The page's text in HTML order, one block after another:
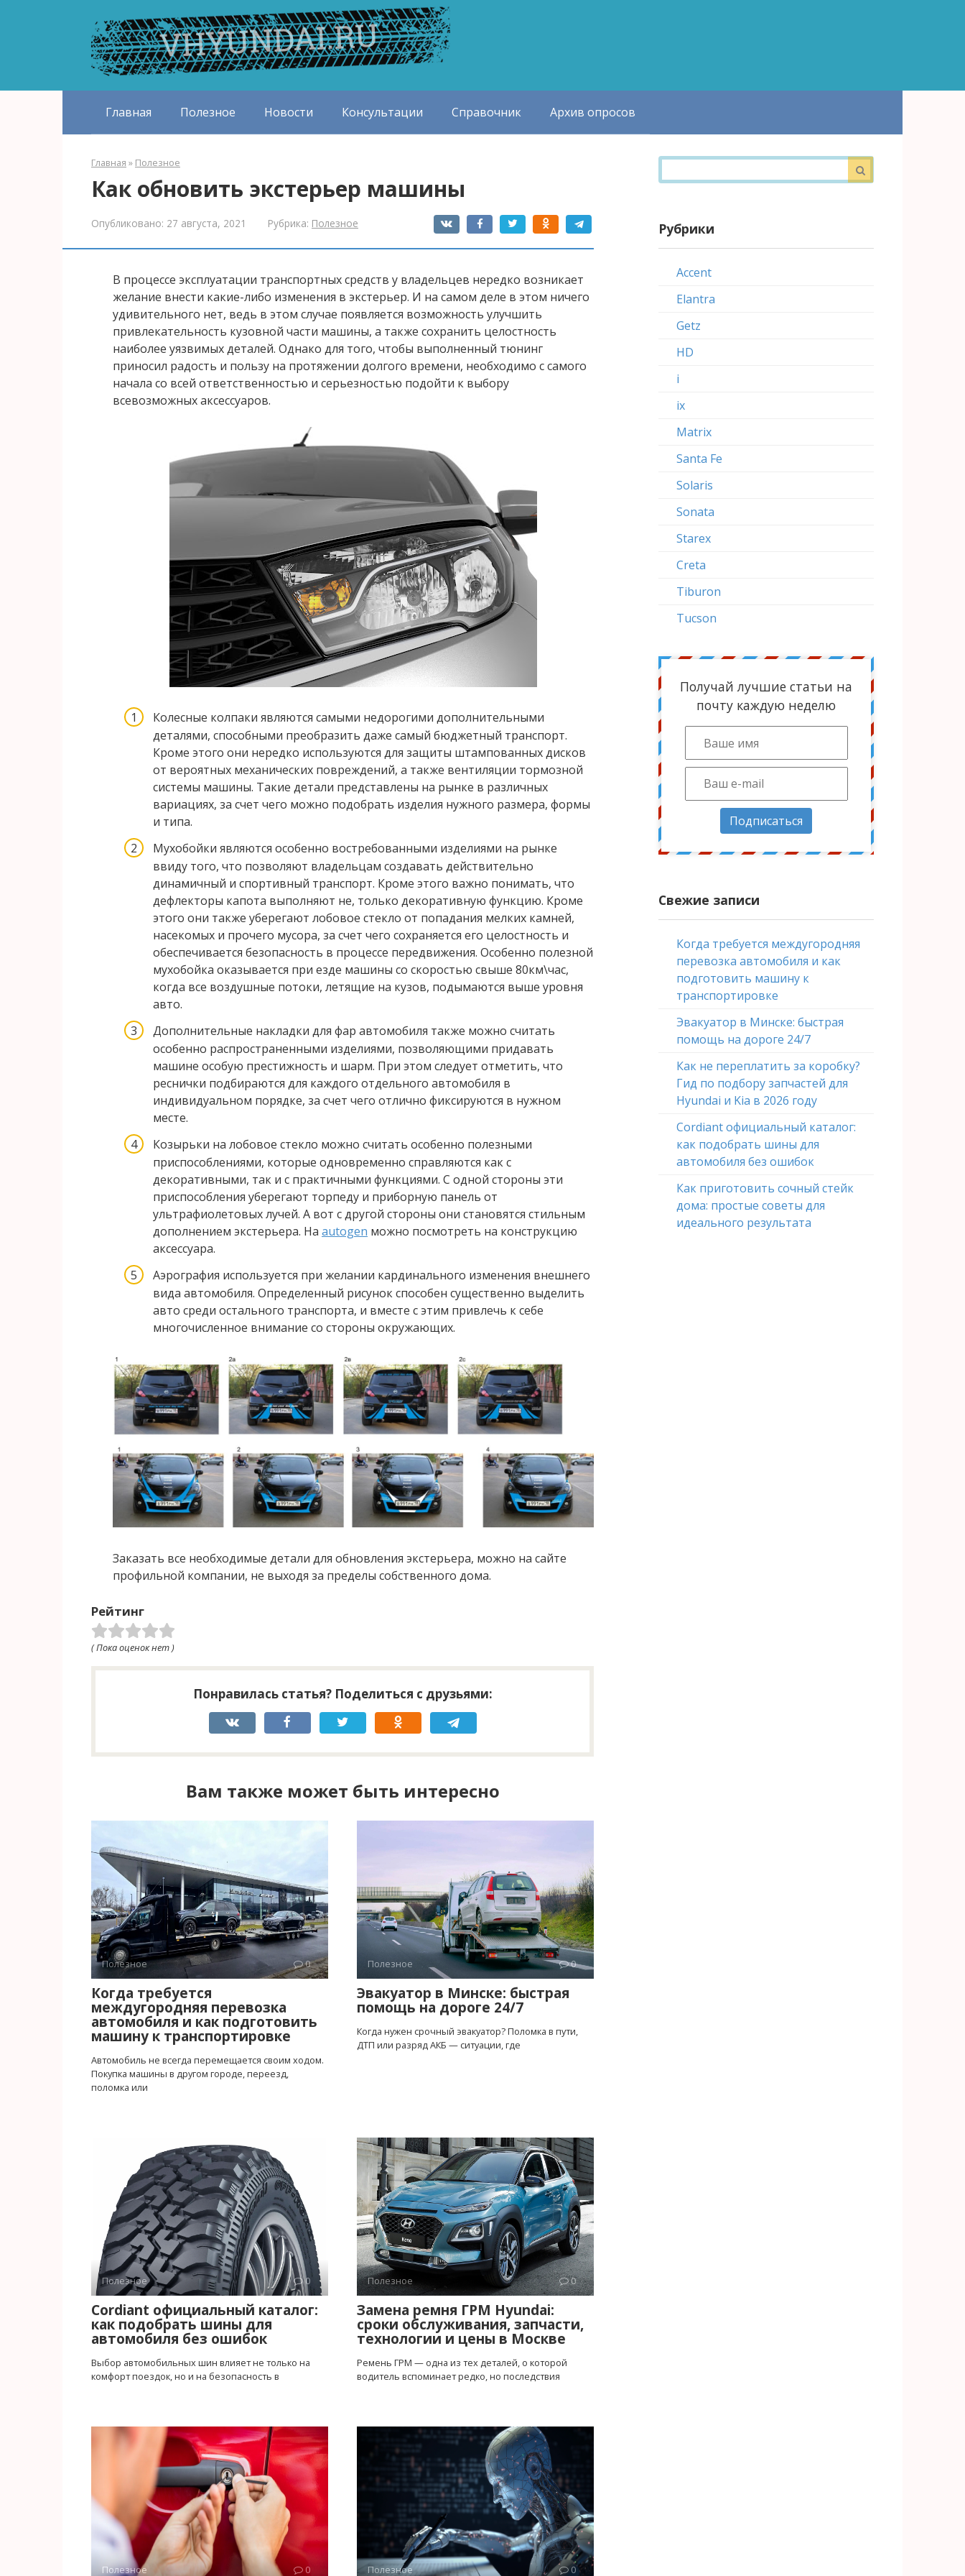
Главная Полезное Новости Консультации Справочник Архив опросов
Главная » Полезное
Как обновить экстерьер машины
Опубликовано: 27 августа, 2021 Рубрика: Полезное
В процессе эксплуатации транспортных средств у владельцев нередко возникает
желание внести какие-либо изменения в экстерьер. И на самом деле в этом ничего
удивительного нет, ведь в этом случае появляется возможность улучшить
привлекательность кузовной части машины, а также сохранить целостность
наиболее уязвимых деталей. Однако для того, чтобы выполненный тюнинг
приносил радость и пользу на протяжении долгого времени, необходимо с самого
начала со всей ответственностью и серьезностью подойти к выбору
всевозможных аксессуаров.
Колесные колпаки являются самыми недорогими дополнительными
деталями, способными преобразить даже самый бюджетный транспорт.
Кроме этого они нередко используются для защиты штампованных дисков
от вероятных механических повреждений, а также вентиляции тормозной
системы машины. Такие детали представлены на рынке в различных
вариациях, за счет чего можно подобрать изделия нужного размера, формы
и типа.
Мухобойки являются особенно востребованными изделиями на рынке
ввиду того, что позволяют владельцам создавать действительно
динамичный и спортивный транспорт. Кроме этого важно понимать, что
дефлекторы капота выполняют не, только декоративную функцию. Кроме
этого они также уберегают лобовое стекло от попадания мелких камней,
насекомых и прочего мусора, за счет чего сохраняется его целостность и
обеспечивается безопасность в процессе передвижения. Особенно полезной
мухобойка оказывается при езде машины со скоростью свыше 80км\час,
когда все воздушные потоки, летящие на кузов, подымаются выше уровня
авто.
Дополнительные накладки для фар автомобиля также можно считать
особенно распространенными изделиями, позволяющими придавать
машине особую престижность и шарм. При этом следует отметить, что
реснички подбираются для каждого отдельного автомобиля в
индивидуальном порядке, за счет чего отлично фиксируются в нужном
месте.
Козырьки на лобовое стекло можно считать особенно полезными
приспособлениями, которые одновременно справляются как с
декоративными, так и с практичными функциями. С одной стороны эти
приспособления уберегают торпеду и приборную панель от
ультрафиолетовых лучей. А вот с другой стороны они становятся стильным
дополнением экстерьера. На autogen можно посмотреть на конструкцию
аксессуара.
Аэрография используется при желании кардинального изменения внешнего
вида автомобиля. Определенный рисунок способен существенно выделить
авто среди остального транспорта, и вместе с этим привлечь к себе
многочисленное внимание со стороны окружающих.
Заказать все необходимые детали для обновления экстерьера, можно на сайте
профильной компании, не выходя за пределы собственного дома.
Рейтинг
( Пока оценок нет )
Понравилась статья? Поделиться с друзьями:
Вам также может быть интересно
Полезное 0
Когда требуется
междугородняя перевозка
автомобиля и как подготовить
машину к транспортировке
Автомобиль не всегда перемещается своим ходом.
Покупка машины в другом городе, переезд,
поломка или
Полезное 0
Эвакуатор в Минске: быстрая
помощь на дороге 24/7
Когда нужен срочный эвакуатор? Поломка в пути,
ДТП или разряд АКБ — ситуации, где
Полезное 0
Cordiant официальный каталог:
как подобрать шины для
автомобиля без ошибок
Выбор автомобильных шин влияет не только на
комфорт поездок, но и на безопасность в
Полезное 0
Замена ремня ГРМ Hyundai:
сроки обслуживания, запчасти,
технологии и цены в Москве
Ремень ГРМ — одна из тех деталей, о которой
водитель вспоминает редко, но последствия
Полезное 0 Полезное 0
Поиск:
Рубрики
Accent
Elantra
Getz
HD
i
ix
Matrix
Santa Fe
Solaris
Sonata
Starex
Creta
Tiburon
Tucson
Получай лучшие статьи на
почту каждую неделю
Подписаться
Свежие записи
Когда требуется междугородняя
перевозка автомобиля и как
подготовить машину к
транспортировке
Эвакуатор в Минске: быстрая
помощь на дороге 24/7
Как не переплатить за коробку?
Гид по подбору запчастей для
Hyundai и Kia в 2026 году
Cordiant официальный каталог:
как подобрать шины для
автомобиля без ошибок
Как приготовить сочный стейк
дома: простые советы для
идеального результата